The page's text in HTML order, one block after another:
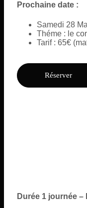
Prochaine date :
Samedi 28
Théme : le
Tarif : 65€
Réserver
Durée 1 journée